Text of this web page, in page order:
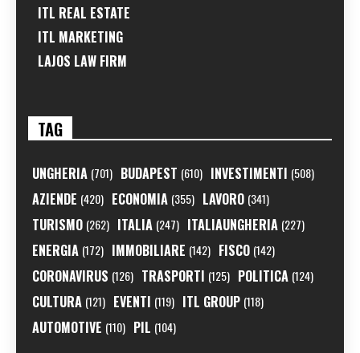
ITL REAL ESTATE
ITL MARKETING
LAJOS LAW FIRM
TAG
UNGHERIA (701) BUDAPEST (610) INVESTIMENTI (508)
AZIENDE (420) ECONOMIA (355) LAVORO (341)
TURISMO (262) ITALIA (247) ITALIAUNGHERIA (227)
ENERGIA (172) IMMOBILIARE (142) FISCO (142)
CORONAVIRUS (126) TRASPORTI (125) POLITICA (124)
CULTURA (121) EVENTI (119) ITL GROUP (118)
AUTOMOTIVE (110) PIL (104)